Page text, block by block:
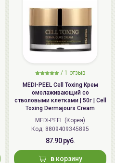
/ 1 отзыв
MEDI-PEEL Cell Toxing Крем
омолаживающий со
стволовыми клетками | 50г | Cell
Toxing Dermajours Cream
MEDI-PEEL (Корея)
Код: 8809409345895
87.90 руб.
в корзину